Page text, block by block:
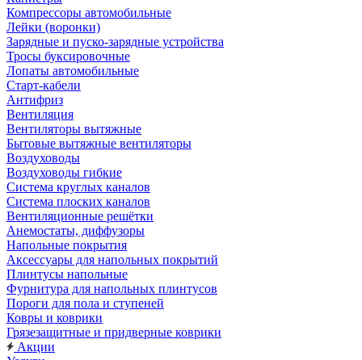
Компрессоры автомобильные
Лейки (воронки)
Зарядные и пуско-зарядные устройства
Тросы буксировочные
Лопаты автомобильные
Старт-кабели
Антифриз
Вентиляция
Вентиляторы вытяжные
Бытовые вытяжные вентиляторы
Воздуховоды
Воздуховоды гибкие
Система круглых каналов
Система плоских каналов
Вентиляционные решётки
Анемостаты, диффузоры
Напольные покрытия
Аксессуары для напольных покрытий
Плинтусы напольные
Фурнитура для напольных плинтусов
Пороги для пола и ступеней
Ковры и коврики
Грязезащитные и придверные коврики
Акции